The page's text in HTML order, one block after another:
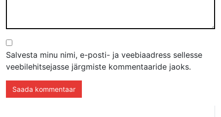
Salvesta minu nimi, e-posti- ja veebiaadress sellesse
veebilehitsejasse järgmiste kommentaaride jaoks.